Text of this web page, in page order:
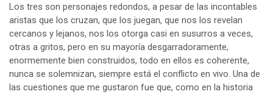
Los tres son personajes redondos, a pesar de las incontables
aristas que los cruzan, que los juegan, que nos los revelan
cercanos y lejanos, nos los otorga casi en susurros a veces,
otras a gritos, pero en su mayoría desgarradoramente,
enormemente bien construidos, todo en ellos es coherente,
nunca se solemnizan, siempre está el conflicto en vivo. Una de
las cuestiones que me gustaron fue que, como en la historia